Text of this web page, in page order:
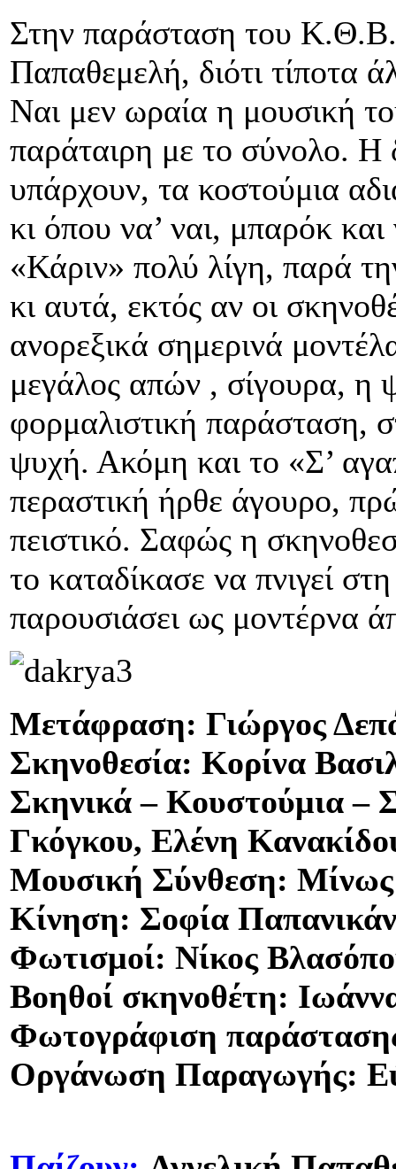
Στην παράσταση του
Παπαθεμελή, διότι τίποτα
Ναι μεν ωραία η μουσική
παράταιρη με το σύνολο. Η
υπάρχουν, τα κοστούμια
κι όπου να’ ναι, μπαρόκ
«Κάριν» πολύ λίγη, παρά
κι αυτά, εκτός αν οι
ανορεξικά σημερινά
μεγάλος απών , σίγουρα, η
φορμαλιστική παράσταση,
ψυχή. Ακόμη και το «Σ’
περαστική ήρθε άγουρο,
πειστικό. Σαφώς η
το καταδίκασε να πνιγεί
παρουσιάσει ως μοντέρνα
Μετάφραση: Γιώργος
Σκηνοθεσία: Κορίνα
Σκηνικά – Κουστούμια –
Γκόγκου, Ελένη
Μουσική Σύνθεση:
Κίνηση: Σοφία
Φωτισμοί: Νίκος
Βοηθοί σκηνοθέτη:
Φωτογράφιση
Οργάνωση Παραγωγής: